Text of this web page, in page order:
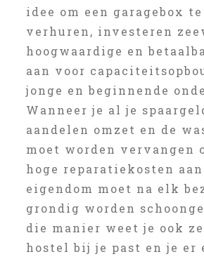
idee om een garagebox
verhuren, investeren
hoogwaardige en
aan voor
jonge en beginnende
Wanneer je al je
aandelen omzet en de
moet worden vervangen
hoge reparatiekosten
eigendom moet na elk
grondig worden
die manier weet je ook
hostel bij je past en je er